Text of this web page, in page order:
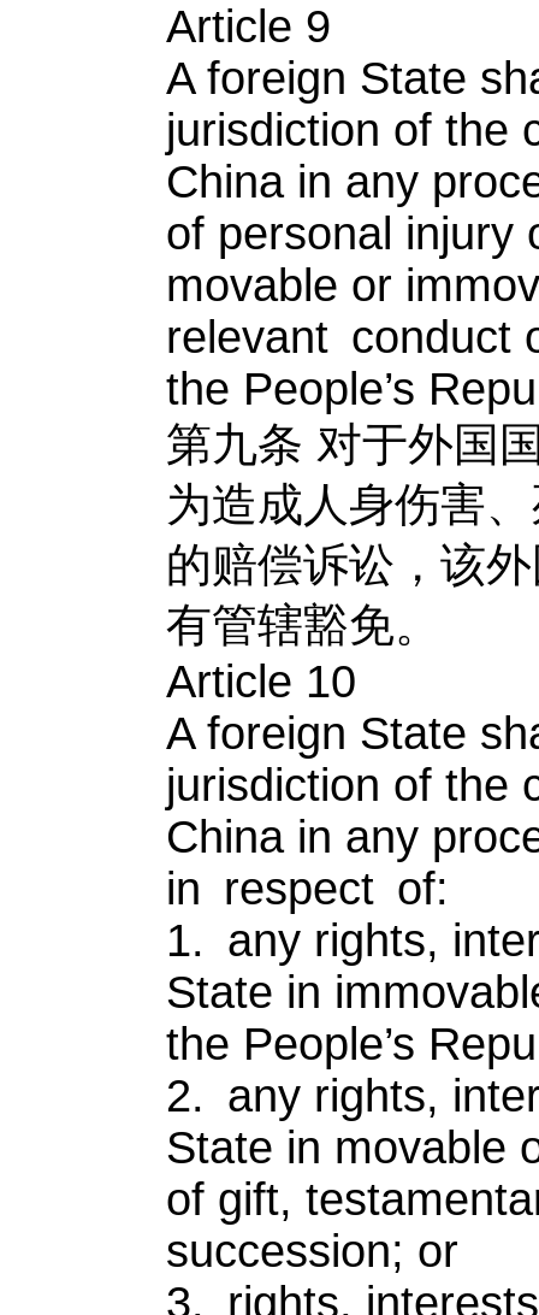
Article 9
A foreign State
jurisdiction of the
China in any
of personal injury
movable or
relevant conduct
the People’s
第九条 对于外国
为造成人身伤害
的赔偿诉讼，该
有管辖豁免。
Article 10
A foreign State
jurisdiction of the
China in any
in respect of:
1. any rights,
State in
the People’s
2. any rights,
State in movable
of gift,
succession; or
3. rights,